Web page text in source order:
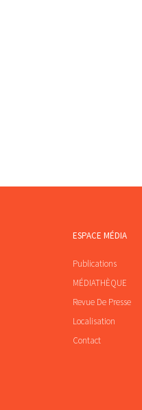
ESPACE MÉDIA
Publications
MÉDIATHÈQUE
Revue De Presse
Localisation
Contact